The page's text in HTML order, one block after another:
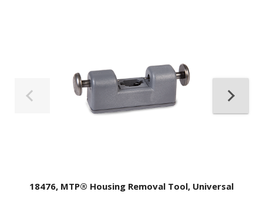
18476, MTP® Housing Removal Tool, Universal